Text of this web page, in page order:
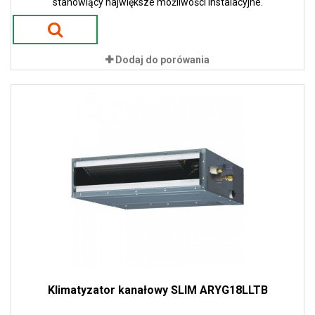
Dodaj do porówania
Klimatyzator kanałowy SLIM ARYG18LLTB